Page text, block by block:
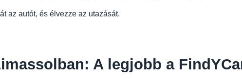
az autót, és élvezze az utazását.
A legjobb a